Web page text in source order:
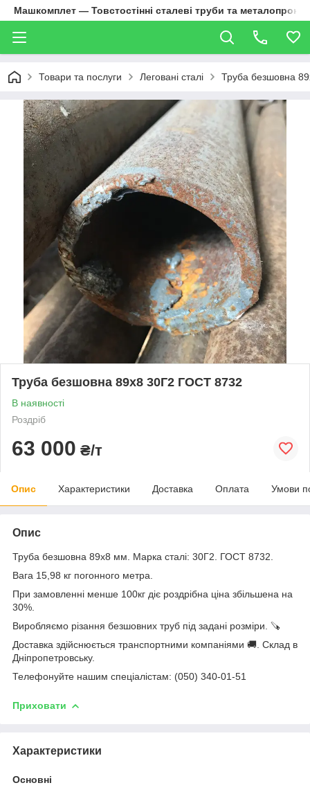
Машкомплет — Товстостінні сталеві труби та металопрокат
Товари та послуги Леговані сталі Труба безшовна
Труба безшовна 89х8 30Г2 ГОСТ 8732
В наявності
Роздріб
63 000 ₴/т
Опис Характеристики Доставка Оплата Умови
Опис
Труба безшовна 89x8 мм. Марка сталі: 30Г2. ГОСТ 8732.
Вага 15,98 кг погонного метра.
При замовленні менше 100кг діє роздрібна ціна збільшена на
30%.
Виробляємо різання безшовних труб під задані розміри. 🪚
Доставка здійснюється транспортними компаніями 🚚. Склад в
Дніпропетровську.
Телефонуйте нашим спеціалістам: (050) 340-01-51
Приховати
Характеристики
Основні